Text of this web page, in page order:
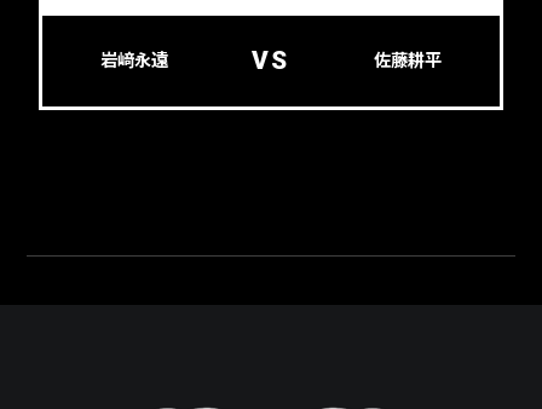
岩﨑永遠 VS 佐藤耕平